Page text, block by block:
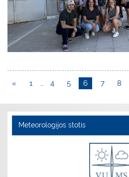
« 1 … 4 5 6 7 8
Meteorologijos stotis